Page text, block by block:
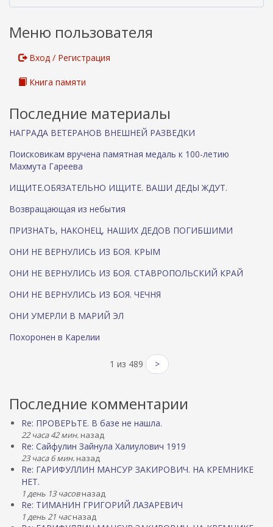
я
Меню пользователя
Вход / Регистрация
Книга памяти
Последние материалы
НАГРАДА ВЕТЕРАНОВ ВНЕШНЕЙ РАЗВЕДКИ
Поисковикам вручена памятная медаль к 100-летию
Махмута Гареева
ИЩИТЕ.ОБЯЗАТЕЛЬНО ИЩИТЕ. ВАШИ ДЕДЫ ЖДУТ.
Возвращающая из небытия
ПРИЗНАТЬ, НАКОНЕЦ, НАШИХ ДЕДОВ ПОГИБШИМИ
ОНИ НЕ ВЕРНУЛИСЬ ИЗ БОЯ. КРЫМ
ОНИ НЕ ВЕРНУЛИСЬ ИЗ БОЯ. СТАВРОПОЛЬСКИЙ КРАЙ
ОНИ НЕ ВЕРНУЛИСЬ ИЗ БОЯ. ЧЕЧНЯ
ОНИ УМЕРЛИ В МАРИЙ ЭЛ
Похоронен в Карелии
1 из 489 >
Последние комментарии
Re: ПРОВЕРЬТЕ. В базе не нашла.
22 часа 42 мин. назад
Re: Сайфулин Зайнула Халиулович 1919
23 часа 6 мин. назад
Re: ГАРИФУЛЛИН МАНСУР ЗАКИРОВИЧ. НА КРЕМНИКЕ
НЕТ.
1 день 13 часовназад
Re: ТИМАНИН ГРИГОРИЙ ЛАЗАРЕВИЧ
1 день 21 часназад